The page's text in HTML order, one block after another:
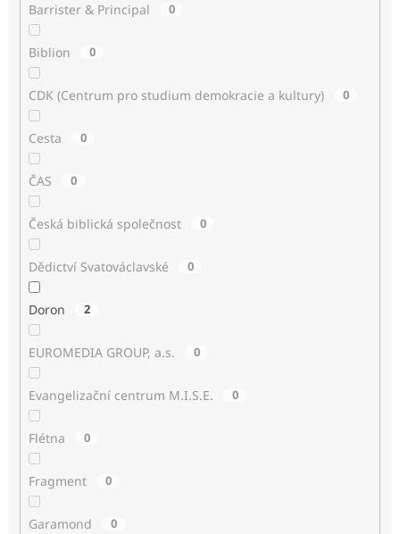
Barrister & Principal 0
Biblion 0
CDK (Centrum pro studium demokracie a kultury) 0
Cesta 0
ČAS 0
Česká biblická společnost 0
Dědictví Svatováclavské 0
Doron 2
EUROMEDIA GROUP, a.s. 0
Evangelizační centrum M.I.S.E. 0
Flétna 0
Fragment 0
Garamond 0